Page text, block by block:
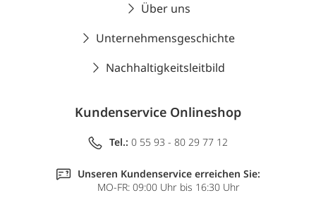
Über uns
Unternehmensgeschichte
Nachhaltigkeitsleitbild
Kundenservice Onlineshop
Tel.: 0 55 93 - 80 29 77 12
Unseren Kundenservice erreichen Sie:
MO-FR: 09:00 Uhr bis 16:30 Uhr